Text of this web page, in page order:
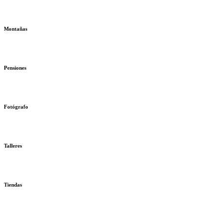
Montañas
Pensiones
Fotógrafo
Talleres
Tiendas